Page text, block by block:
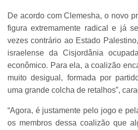
De acordo com Clemesha, o novo
figura extremamente radical e já
vezes contrário ao Estado
israelense da Cisjordânia
econômico. Para ela, a coalizão
muito desigual, formada por
uma grande colcha de retalhos”,
“Agora, é justamente pelo jogo e
os membros dessa coalizão que